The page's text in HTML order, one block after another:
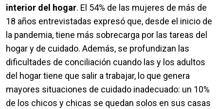
interior del hogar. El 54% de las mujeres de más de
18 años entrevistadas expresó que, desde el inicio de
la pandemia, tiene más sobrecarga por las tareas del
hogar y de cuidado. Además, se profundizan las
dificultades de conciliación cuando las y los adultos
del hogar tiene que salir a trabajar, lo que genera
mayores situaciones de cuidado inadecuado: un 10%
de los chicos y chicas se quedan solos en sus casas